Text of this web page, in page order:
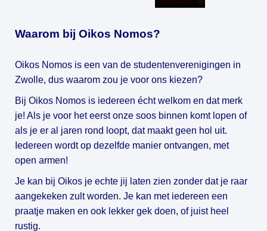
Waarom bij Oikos Nomos?
Oikos Nomos is een van de studentenverenigingen in
Zwolle, dus waarom zou je voor ons kiezen?
Bij Oikos Nomos is iedereen écht welkom en dat merk
je! Als je voor het eerst onze soos binnen komt lopen of
als je er al jaren rond loopt, dat maakt geen hol uit.
Iedereen wordt op dezelfde manier ontvangen, met
open armen!
Je kan bij Oikos je echte jij laten zien zonder dat je raar
aangekeken zult worden. Je kan met iedereen een
praatje maken en ook lekker gek doen, of juist heel
rustig.